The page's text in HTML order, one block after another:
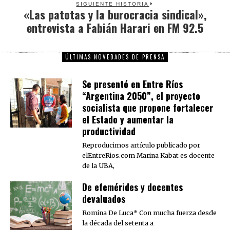
SIGUIENTE HISTORIA
Next
post:
«Las patotas y la burocracia sindical»,
entrevista a Fabián Harari en FM 92.5
ÚLTIMAS NOVEDADES DE PRENSA
Se presentó en Entre Ríos
“Argentina 2050”, el proyecto
socialista que propone fortalecer
el Estado y aumentar la
productividad
Reproducimos artículo publicado por
elEntreRios.com Marina Kabat es docente
de la UBA,
De efemérides y docentes
devaluados
Romina De Luca* Con mucha fuerza desde
la década del setenta a